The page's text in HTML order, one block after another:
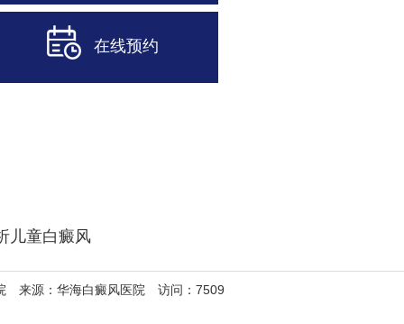
在线预约
儿童白癜风
来源：华海白癜风医院 访问：7509